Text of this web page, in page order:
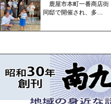
鹿屋市本町一番商店街
同邸で開催され、多…